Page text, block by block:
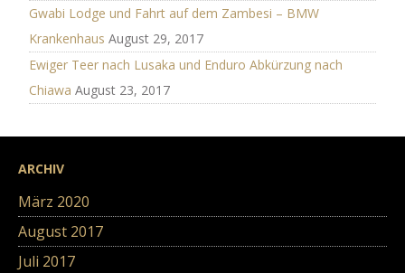
Gwabi Lodge und Fahrt auf dem Zambesi – BMW
Krankenhaus August 29, 2017
Ewiger Teer nach Lusaka und Enduro Abkürzung nach
Chiawa August 23, 2017
ARCHIV
März 2020
August 2017
Juli 2017